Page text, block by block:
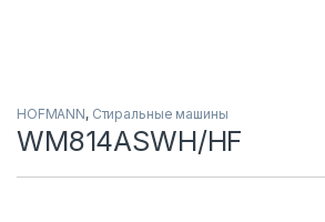
HOFMANN, Стиральные машины
WM814ASWH/HF